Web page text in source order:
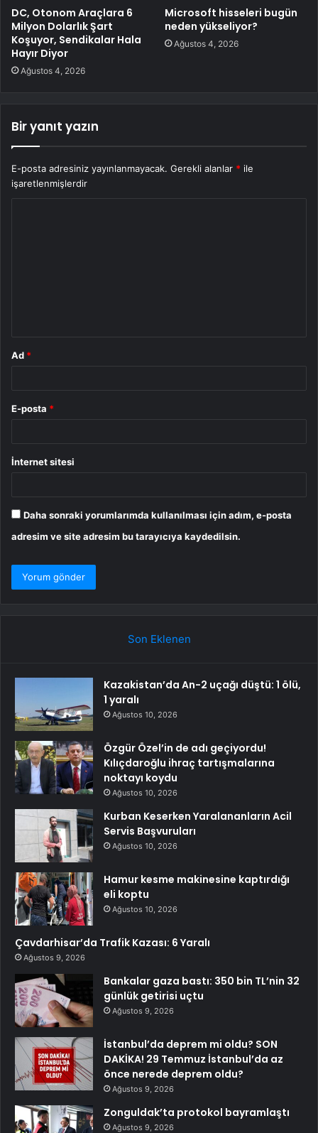
DC, Otonom Araçlara 6
Milyon Dolarlık Şart
Koşuyor, Sendikalar Hala
Hayır Diyor
Ağustos 4, 2026
Microsoft hisseleri bugün
neden yükseliyor?
Ağustos 4, 2026
Bir yanıt yazın
E-posta adresiniz yayınlanmayacak. Gerekli alanlar * ile
işaretlenmişlerdir
Ad *
E-posta *
İnternet sitesi
Daha sonraki yorumlarımda kullanılması için adım, e-posta
adresim ve site adresim bu tarayıcıya kaydedilsin.
Son Eklenen
Kazakistan’da An-2 uçağı düştü: 1 ölü,
1 yaralı
Ağustos 10, 2026
Özgür Özel’in de adı geçiyordu!
Kılıçdaroğlu ihraç tartışmalarına
noktayı koydu
Ağustos 10, 2026
Kurban Keserken Yaralananların Acil
Servis Başvuruları
Ağustos 10, 2026
Hamur kesme makinesine kaptırdığı
eli koptu
Ağustos 10, 2026
Çavdarhisar’da Trafik Kazası: 6 Yaralı
Ağustos 9, 2026
Bankalar gaza bastı: 350 bin TL’nin 32
günlük getirisi uçtu
Ağustos 9, 2026
İstanbul’da deprem mi oldu? SON
DAKİKA! 29 Temmuz İstanbul’da az
önce nerede deprem oldu?
Ağustos 9, 2026
Zonguldak’ta protokol bayramlaştı
Ağustos 9, 2026